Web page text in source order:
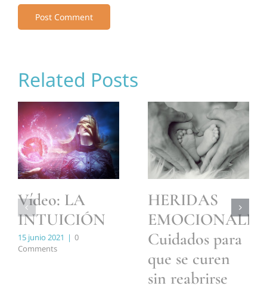
Related Posts
Vídeo: LA
INTUICIÓN
15 junio 2021 | 0
Comments
HERIDAS
EMOCIONALES:
Cuidados para
que se curen
sin reabrirse